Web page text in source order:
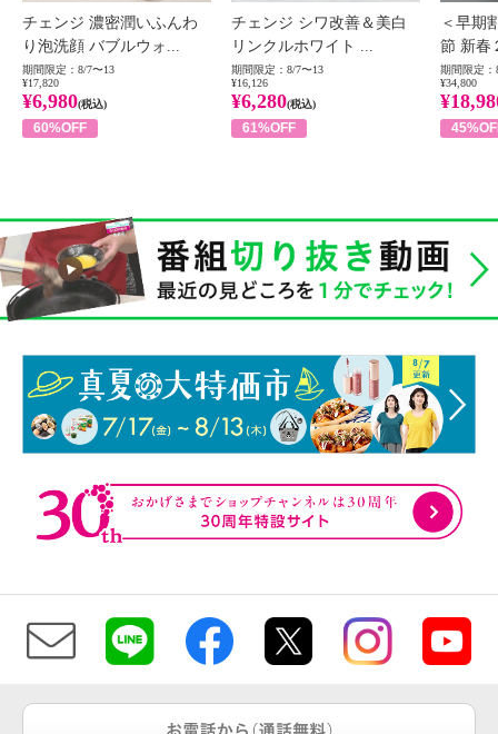
チェンジ 濃密潤いふんわ
り泡洗顔 バブルウォ...
期間限定：8/7〜13
¥17,820
¥6,980(税込)
60%OFF
チェンジ シワ改善＆美白
リンクルホワイト ...
期間限定：8/7〜13
¥16,126
¥6,280(税込)
61%OFF
＜早期
節 新春
期間限定：
¥34,800